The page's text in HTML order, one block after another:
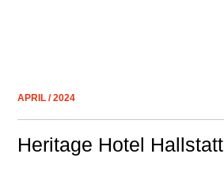
APRIL / 2024
Heritage Hotel Hallstatt